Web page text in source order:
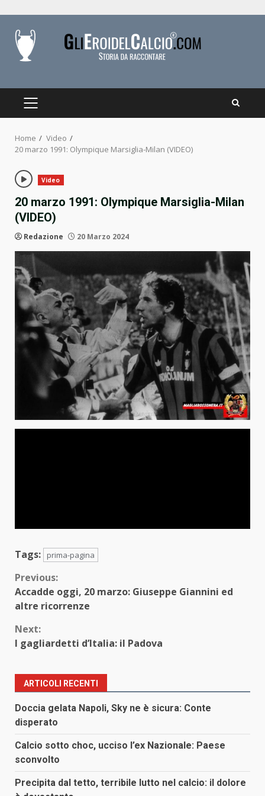
content
PRIMARY
Home
Video
20 marzo 1991: Olympique Marsiglia-Milan (VIDEO)
Video
20 marzo 1991: Olympique Marsiglia-Milan
(VIDEO)
Redazione 20 Marzo 2024
Tags: prima-pagina
Continue
Reading
Previous:
Accadde oggi, 20 marzo: Giuseppe Giannini ed
altre ricorrenze
Next:
I gagliardetti d’Italia: il Padova
ARTICOLI RECENTI
Doccia gelata Napoli, Sky ne è sicura: Conte
disperato
Calcio sotto choc, ucciso l’ex Nazionale: Paese
sconvolto
Precipita dal tetto, terribile lutto nel calcio: il dolore